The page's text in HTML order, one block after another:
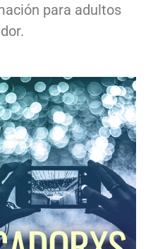
para adultos